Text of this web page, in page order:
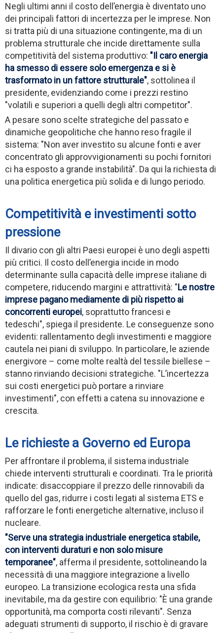
Negli ultimi anni il costo dell’energia è diventato uno
dei principali fattori di incertezza per le imprese. Non
si tratta più di una situazione contingente, ma di un
problema strutturale che incide direttamente sulla
competitività del sistema produttivo: "Il caro energia
ha smesso di essere solo emergenza e si è
trasformato in un fattore strutturale", sottolinea il
presidente, evidenziando come i prezzi restino
"volatili e superiori a quelli degli altri competitor".
A pesare sono scelte strategiche del passato e
dinamiche geopolitiche che hanno reso fragile il
sistema: "Non aver investito su alcune fonti e aver
concentrato gli approvvigionamenti su pochi fornitori
ci ha esposto a grande instabilità". Da qui la richiesta di
una politica energetica più solida e di lungo periodo.
Competitività e investimenti sotto
pressione
Il divario con gli altri Paesi europei è uno degli aspetti
più critici. Il costo dell’energia incide in modo
determinante sulla capacità delle imprese italiane di
competere, riducendo margini e attrattività: "Le nostre
imprese pagano mediamente di più rispetto ai
concorrenti europei, soprattutto francesi e
tedeschi", spiega il presidente. Le conseguenze sono
evidenti: rallentamento degli investimenti e maggiore
cautela nei piani di sviluppo. In particolare, le aziende
energivore – come molte realtà del tessile biellese –
stanno rinviando decisioni strategiche. "L’incertezza
sui costi energetici può portare a rinviare
investimenti", con effetti a catena su innovazione e
crescita.
Le richieste a Governo ed Europa
Per affrontare il problema, il sistema industriale
chiede interventi strutturali e coordinati. Tra le priorità
indicate: disaccoppiare il prezzo delle rinnovabili da
quello del gas, ridurre i costi legati al sistema ETS e
rafforzare le fonti energetiche alternative, incluso il
nucleare.
"Serve una strategia industriale energetica stabile,
con interventi duraturi e non solo misure
temporanee", afferma il presidente, sottolineando la
necessità di una maggiore integrazione a livello
europeo. La transizione ecologica resta una sfida
inevitabile, ma da gestire con equilibrio: "È una grande
opportunità, ma comporta costi rilevanti". Senza
adeguati strumenti di supporto, il rischio è di gravare